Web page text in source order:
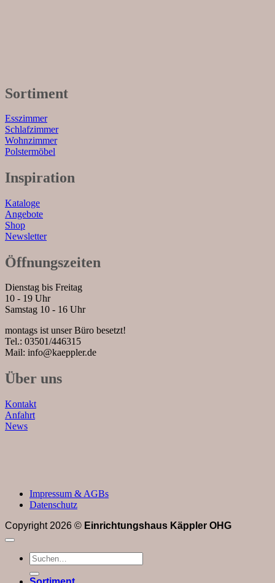
Sortiment
Esszimmer
Schlafzimmer
Wohnzimmer
Polstermöbel
Inspiration
Kataloge
Angebote
Shop
Newsletter
Öffnungszeiten
Dienstag bis Freitag
10 - 19 Uhr
Samstag 10 - 16 Uhr
montags ist unser Büro besetzt!
Tel.: 03501/446315
Mail: info@kaeppler.de
Über uns
Kontakt
Anfahrt
News
Impressum & AGBs
Datenschutz
Copyright 2026 © Einrichtungshaus Käppler OHG
Suchen
nach: